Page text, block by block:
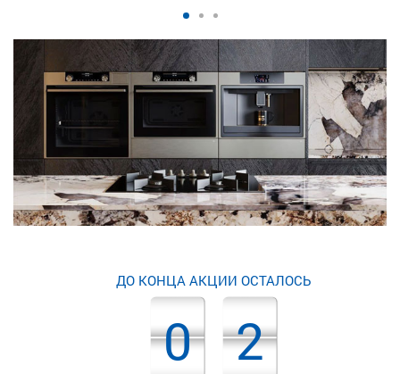
ДО КОНЦА АКЦИИ ОСТАЛОСЬ
0 2